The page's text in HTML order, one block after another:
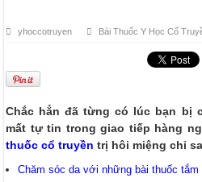
yhoccotruyen Bài Thuốc Y Học Cổ
Chắc hẳn đã từng có lúc bạn bị
mất tự tin trong giao tiếp hàng
thuốc cổ truyền trị hôi miệng chỉ
Chăm sóc da với những bài thuốc tắm